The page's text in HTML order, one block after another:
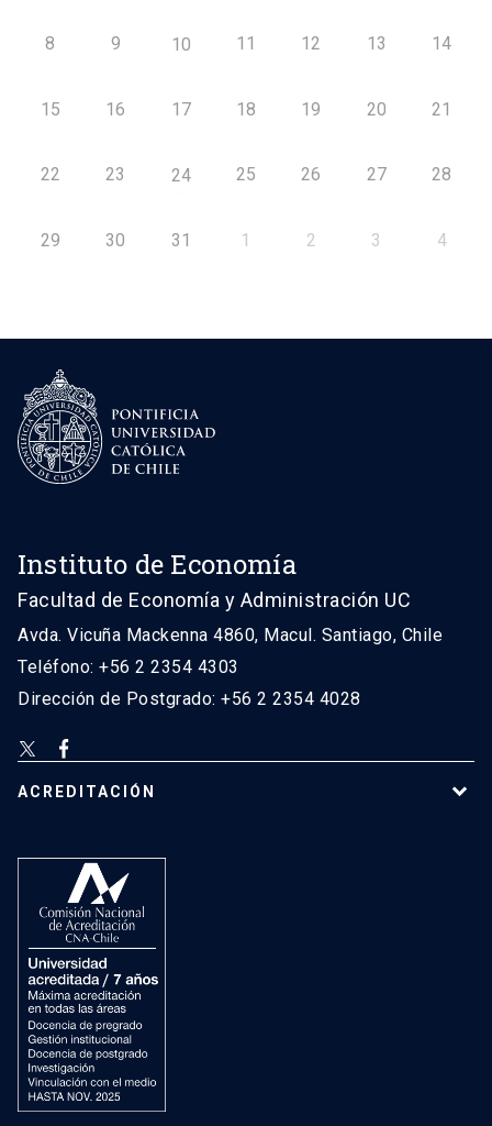
8 9 10 11 12 13 14
15 16 17 18 19 20 21
22 23 24 25 26 27 28
29 30 31 1 2 3 4
Instituto de Economía
Facultad de Economía y Administración UC
Avda. Vicuña Mackenna 4860, Macul. Santiago, Chile
Teléfono: +56 2 2354 4303
Dirección de Postgrado: +56 2 2354 4028
ACREDITACIÓN